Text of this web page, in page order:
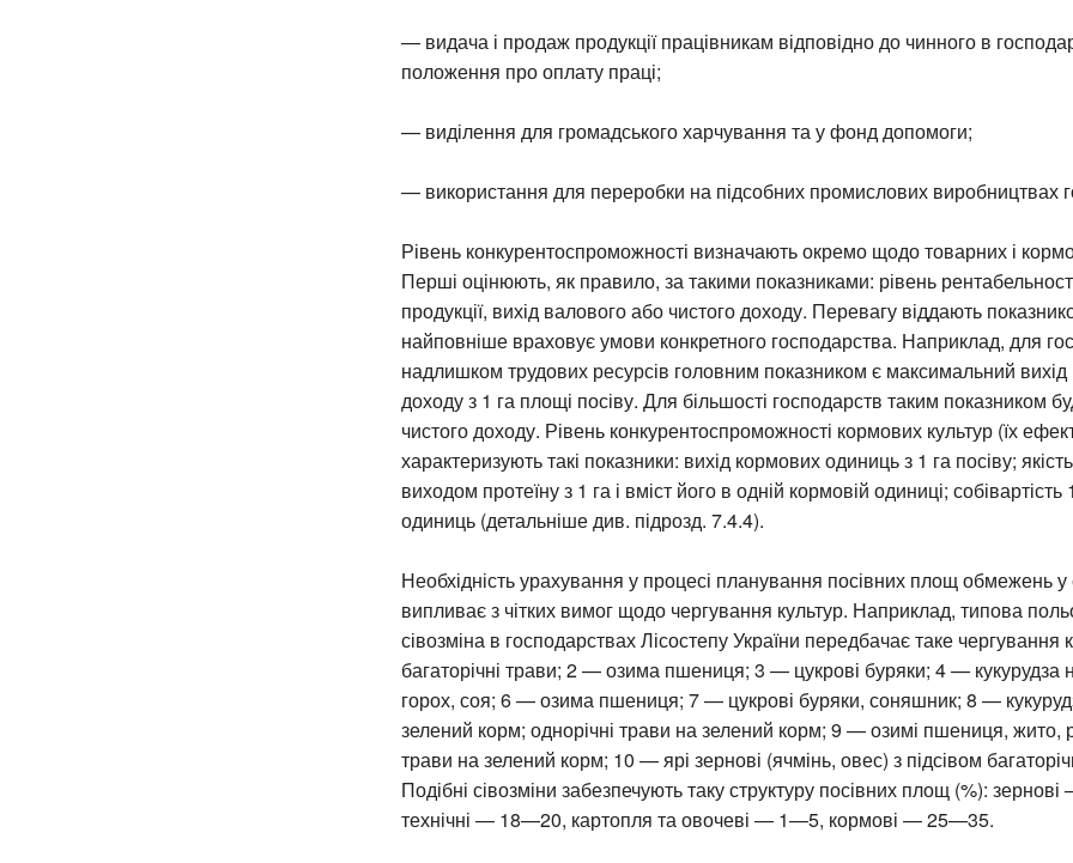
— видача і продаж продукції працівникам відповідно до чинного в
положення про оплату праці;
— виділення для громадського харчування та у фонд допомоги;
— використання для переробки на підсобних промислових виробництвах
Рівень конкурентоспроможності визначають окремо щодо товарних і
Перші оцінюють, як правило, за такими показниками: рівень
продукції, вихід валового або чистого доходу. Перевагу віддають
найповніше враховує умови конкретного господарства. Наприклад, для
надлишком трудових ресурсів головним показником є максимальний
доходу з 1 га площі посіву. Для більшості господарств таким показником
чистого доходу. Рівень конкурентоспроможності кормових культур (їх
характеризують такі показники: вихід кормових одиниць з 1 га посіву;
виходом протеїну з 1 га і вміст його в одній кормовій одиниці;
одиниць (детальніше див. підрозд. 7.4.4).
Необхідність урахування у процесі планування посівних площ обмежень у
випливає з чітких вимог щодо чергування культур. Наприклад, типова
сівозміна в господарствах Лісостепу України передбачає таке чергування
багаторічні трави; 2 — озима пшениця; 3 — цукрові буряки; 4 —
горох, соя; 6 — озима пшениця; 7 — цукрові буряки, соняшник; 8 —
зелений корм; однорічні трави на зелений корм; 9 — озимі пшениця, жито,
трави на зелений корм; 10 — ярі зернові (ячмінь, овес) з підсівом
Подібні сівозміни забезпечують таку структуру посівних площ (%):
технічні — 18—20, картопля та овочеві — 1—5, кормові — 25—35.